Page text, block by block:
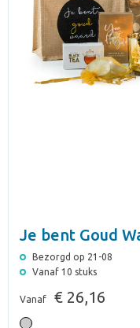
Je bent Goud
Bezorgd op 21-08
Vanaf 10 stuks
Vanaf € 26,16